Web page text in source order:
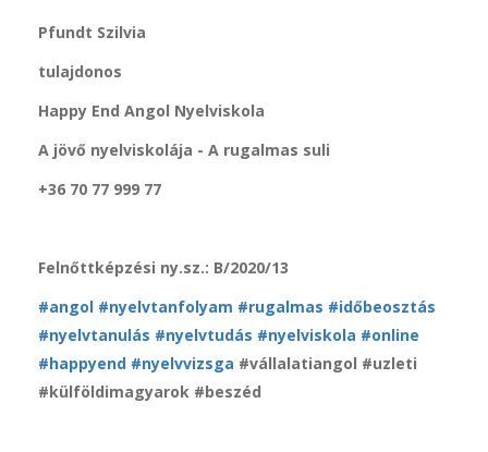
Pfundt Szilvia
tulajdonos
Happy End Angol Nyelviskola
A jövő nyelviskolája - A rugalmas suli
+36 70 77 999 77
Felnőttképzési ny.sz.: B/2020/13
#angol #nyelvtanfolyam #rugalmas #időbeosztás
#nyelvtanulás #nyelvtudás #nyelviskola #online
#happyend #nyelvvizsga #vállalatiangol #uzleti
#külföldimagyarok #beszéd